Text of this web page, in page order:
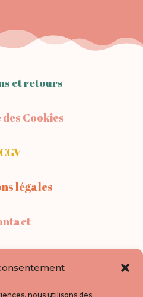
nous utilisons des
et retours
Cookies
CGV
légales